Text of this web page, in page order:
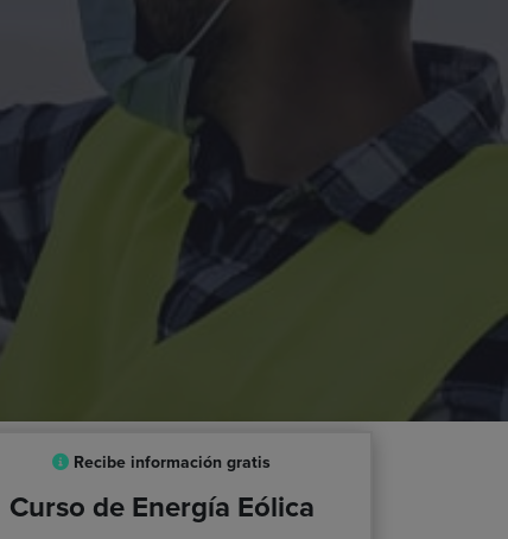
Recibe información gratis
Curso de Energía Eólica